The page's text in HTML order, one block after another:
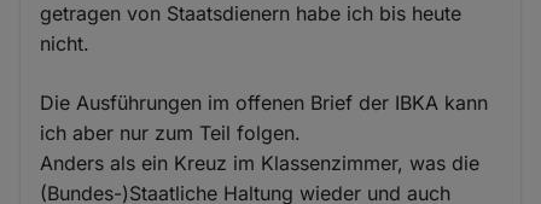
getragen von Staatsdienern habe ich bis heute
nicht.
Die Ausführungen im offenen Brief der IBKA kann
ich aber nur zum Teil folgen.
Anders als ein Kreuz im Klassenzimmer, was die
(Bundes-)Staatliche Haltung wieder und auch